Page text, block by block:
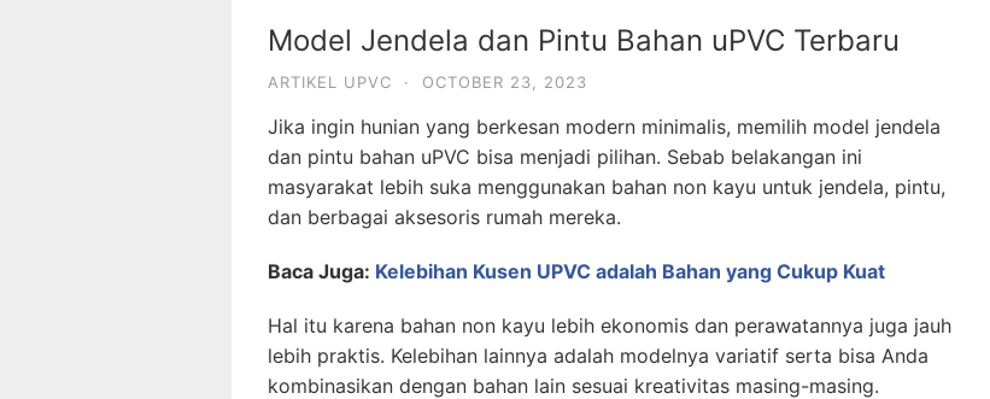
Model Jendela dan Pintu Bahan uPVC Terbaru
ARTIKEL UPVC · OCTOBER 23, 2023
Jika ingin hunian yang berkesan modern minimalis, memilih model jendela
dan pintu bahan uPVC bisa menjadi pilihan. Sebab belakangan ini
masyarakat lebih suka menggunakan bahan non kayu untuk jendela, pintu,
dan berbagai aksesoris rumah mereka.
Baca Juga: Kelebihan Kusen UPVC adalah Bahan yang Cukup Kuat
Hal itu karena bahan non kayu lebih ekonomis dan perawatannya juga jauh
lebih praktis. Kelebihan lainnya adalah modelnya variatif serta bisa Anda
kombinasikan dengan bahan lain sesuai kreativitas masing-masing.